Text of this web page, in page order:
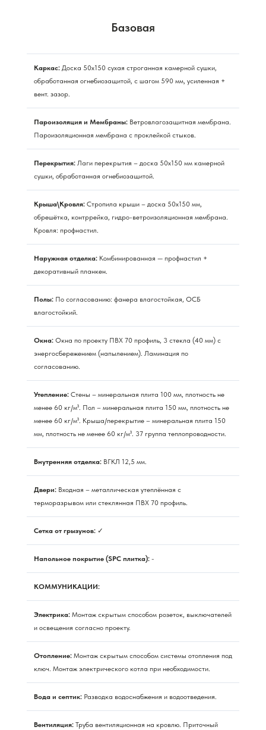
Базовая
Каркас: Доска 50х150 сухая строганная камерной сушки,
обработанная огнебиозащитой, с шагом 590 мм, усиленная +
вент. зазор.
Пароизоляция и Мембраны: Ветровлагозащитная мембрана.
Пароизоляционная мембрана с проклейкой стыков.
Перекрытия: Лаги перекрытия – доска 50х150 мм камерной
сушки, обработанная огнебиозащитой.
Крыша\Кровля: Стропила крыши – доска 50х150 мм,
обрешётка, контррейка, гидро-ветроизоляционная мембрана.
Кровля: профнастил.
Наружная отделка: Комбинированная — профнастил +
декоративный планкен.
Полы: По согласованию: фанера влагостойкая, ОСБ
влагостойкий.
Окна: Окна по проекту ПВХ 70 профиль, 3 стекла (40 мм) с
энергосбережением (напылением). Ламинация по
согласованию.
Утепление: Стены – минеральная плита 100 мм, плотность не
менее 60 кг/м³. Пол – минеральная плита 150 мм, плотность не
менее 60 кг/м³. Крыша/перекрытие – минеральная плита 150
мм, плотность не менее 60 кг/м³. 37 группа теплопроводности.
Внутренняя отделка: ВГКЛ 12,5 мм.
Двери: Входная – металлическая утеплённая с
терморазрывом или стеклянная ПВХ 70 профиль.
Сетка от грызунов: ✓
Напольное покрытие (SPC плитка): -
КОММУНИКАЦИИ:
Электрика: Монтаж скрытым способом розеток, выключателей
и освещения согласно проекту.
Отопление: Монтаж скрытым способом системы отопления под
ключ. Монтаж электрического котла при необходимости.
Вода и септик: Разводка водоснабжения и водоотведения.
Вентиляция: Труба вентиляционная на кровлю. Приточный